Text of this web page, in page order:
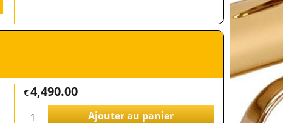
€4,490.00
Ajouter au panier